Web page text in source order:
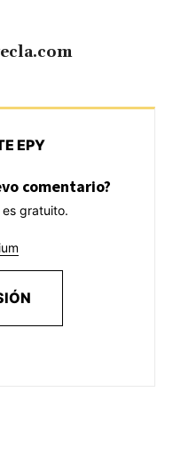
EPY
comentario?
es gratuito.